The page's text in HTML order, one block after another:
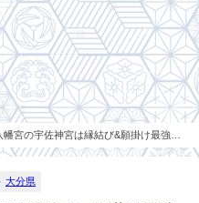
幡宮の宇佐神宮は縁結び&願掛け最強パ
大分県